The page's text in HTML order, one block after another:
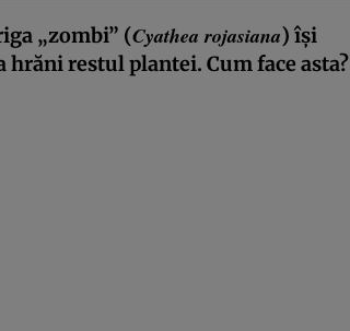
„zombi” (Cyathea rojasiana) își
restul plantei. Cum face asta?